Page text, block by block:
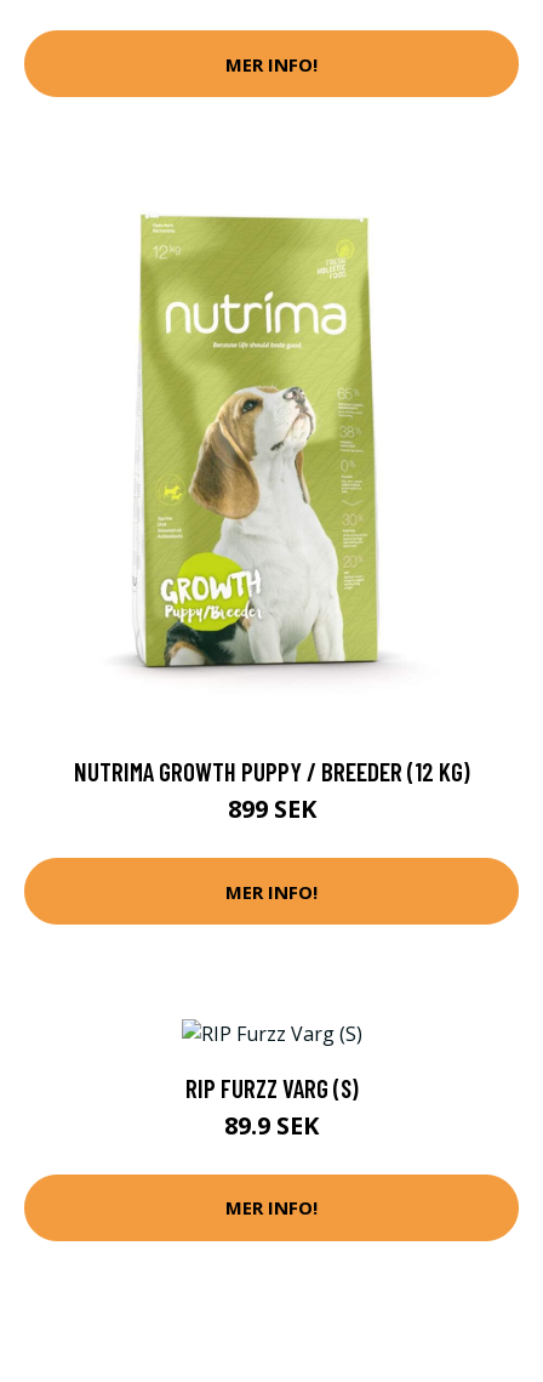
MER INFO!
NUTRIMA GROWTH PUPPY / BREEDER (12 KG)
899 SEK
MER INFO!
RIP FURZZ VARG (S)
89.9 SEK
MER INFO!